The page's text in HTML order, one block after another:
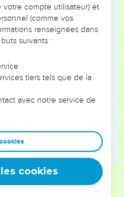
le faire, et les chasse
le bien. Celui qui fait le
un bon témoignage à
rendons, et vous savez
; mais je ne veux pas le
compte utilisateur) et
(comme vos
renseignées dans
suivants :
tiers tels que de la
avec notre service de
cookies